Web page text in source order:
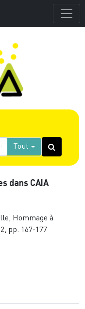
Tout
dans CAIA
Hommage à
pp. 167-177